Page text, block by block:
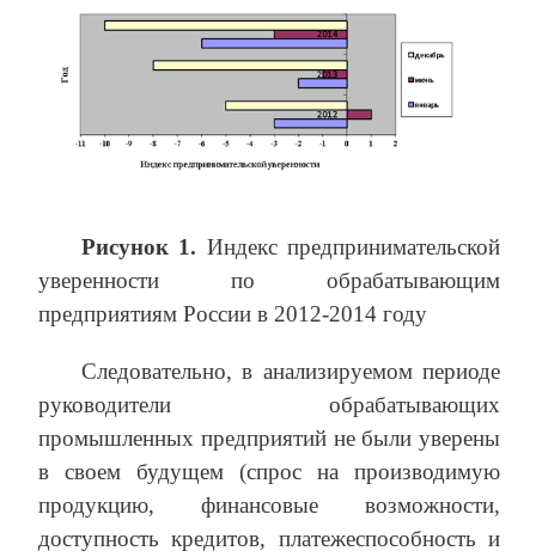
Рисунок 1. Индекс предпринимательской
уверенности по обрабатывающим
предприятиям России в 2012-2014 году
Следовательно, в анализируемом периоде
руководители обрабатывающих
промышленных предприятий не были уверены
в своем будущем (спрос на производимую
продукцию, финансовые возможности,
доступность кредитов, платежеспособность и